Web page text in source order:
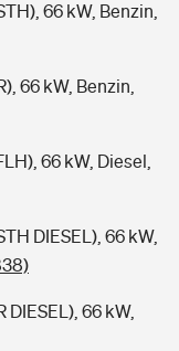
66 kW, Benzin,
66 kW, Benzin,
66 kW, Diesel,
DIESEL), 66 kW,
DIESEL), 66 kW,